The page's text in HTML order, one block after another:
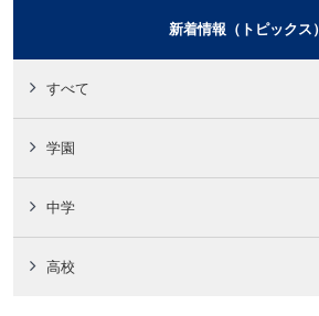
新着情報（トピックス）
すべて
学園
中学
高校